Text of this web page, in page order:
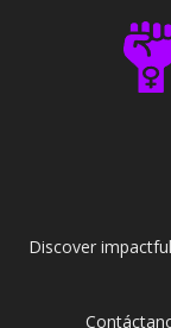
Discover